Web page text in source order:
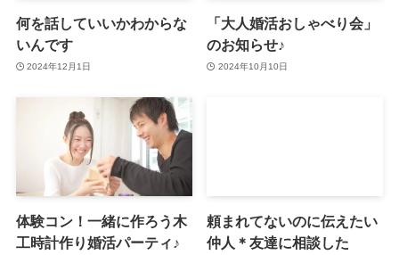
何を話していいかわからな
いんです
2024年12月1日
「大人婚活おしゃべり会」
のお知らせ♪
2024年10月10日
体験コン！一緒に作ろう木
工時計作り婚活パーティ♪
頼まれてないのに伝えたい
仲人＊友達に相談した